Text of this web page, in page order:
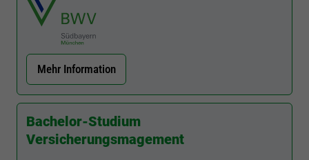
Mehr Information
Bachelor-Studium
Versicherungsmagement